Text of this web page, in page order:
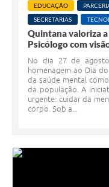
EDUCAÇÃO
SECRETARIAS
Quintana valoriza
Psicólogo com
No dia 27 de
homenagem ao Dia
da saúde mental
da população. A
urgente: cuidar da
corpo. Sob a...